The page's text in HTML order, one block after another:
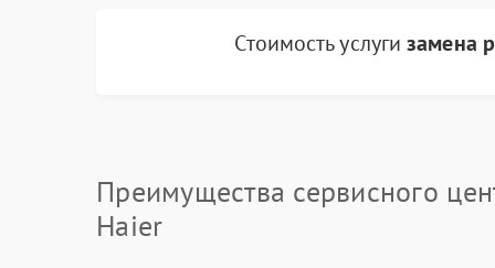
Стоимость услугизамена
Преимущества сервисного
Haier